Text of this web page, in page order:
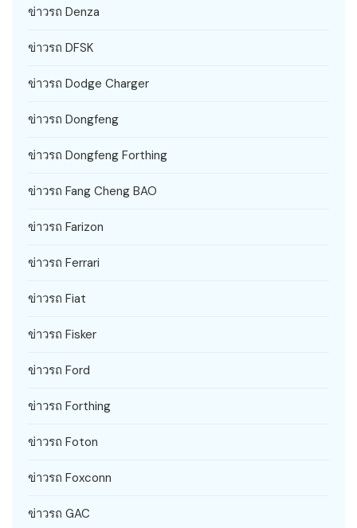
ข่าวรถ Denza
ข่าวรถ DFSK
ข่าวรถ Dodge Charger
ข่าวรถ Dongfeng
ข่าวรถ Dongfeng Forthing
ข่าวรถ Fang Cheng BAO
ข่าวรถ Farizon
ข่าวรถ Ferrari
ข่าวรถ Fiat
ข่าวรถ Fisker
ข่าวรถ Ford
ข่าวรถ Forthing
ข่าวรถ Foton
ข่าวรถ Foxconn
ข่าวรถ GAC